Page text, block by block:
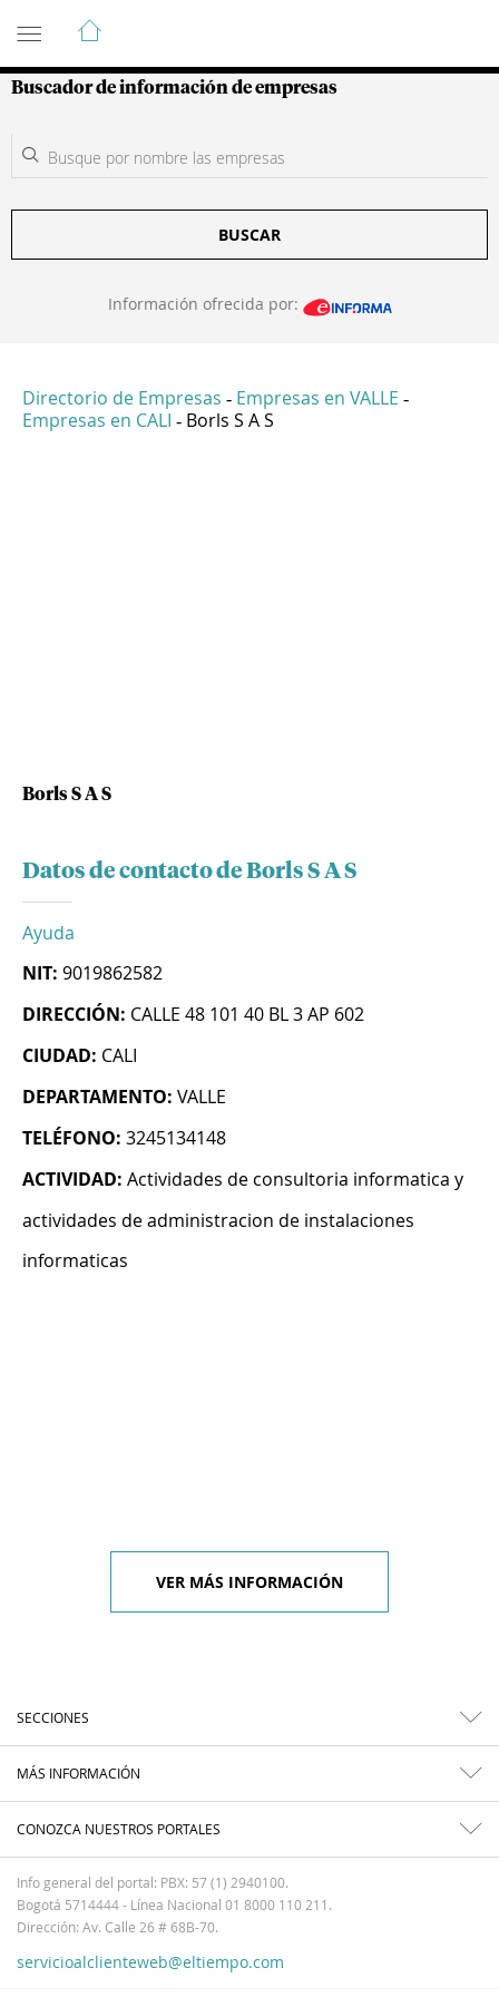
Guía de Empresas Colombianas
Buscador de información de empresas
BUSCAR
Información ofrecida por:
Directorio de Empresas - Empresas en VALLE -
Empresas en CALI - Borls S A S
Borls S A S
Datos de contacto de Borls S A S
Ayuda
NIT: 9019862582
DIRECCIÓN: CALLE 48 101 40 BL 3 AP 602
CIUDAD: CALI
DEPARTAMENTO: VALLE
TELÉFONO: 3245134148
ACTIVIDAD: Actividades de consultoria informatica y
actividades de administracion de instalaciones
informaticas
VER MÁS INFORMACIÓN
SECCIONES
MÁS INFORMACIÓN
CONOZCA NUESTROS PORTALES
Info general del portal: PBX: 57 (1) 2940100.
Bogotá 5714444 - Línea Nacional 01 8000 110 211.
Dirección: Av. Calle 26 # 68B-70.
servicioalclienteweb@eltiempo.com